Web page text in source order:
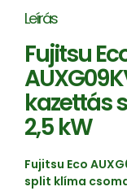
Leírás
Fujitsu
kazettás
2,5 kW
Fujitsu Eco
split klíma